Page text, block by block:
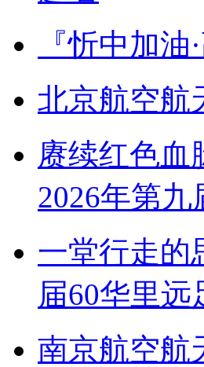
『忻中加
北京航空航
赓续红色
2026年第
一堂行走
届60华里远
南京航空航